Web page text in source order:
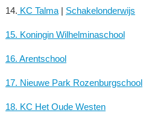
14. KC Talma| Schakelonderwijs
15. Koningin Wilhelminaschool
16. Arentschool
17. Nieuwe Park Rozenburgschool
18. KC Het Oude Westen